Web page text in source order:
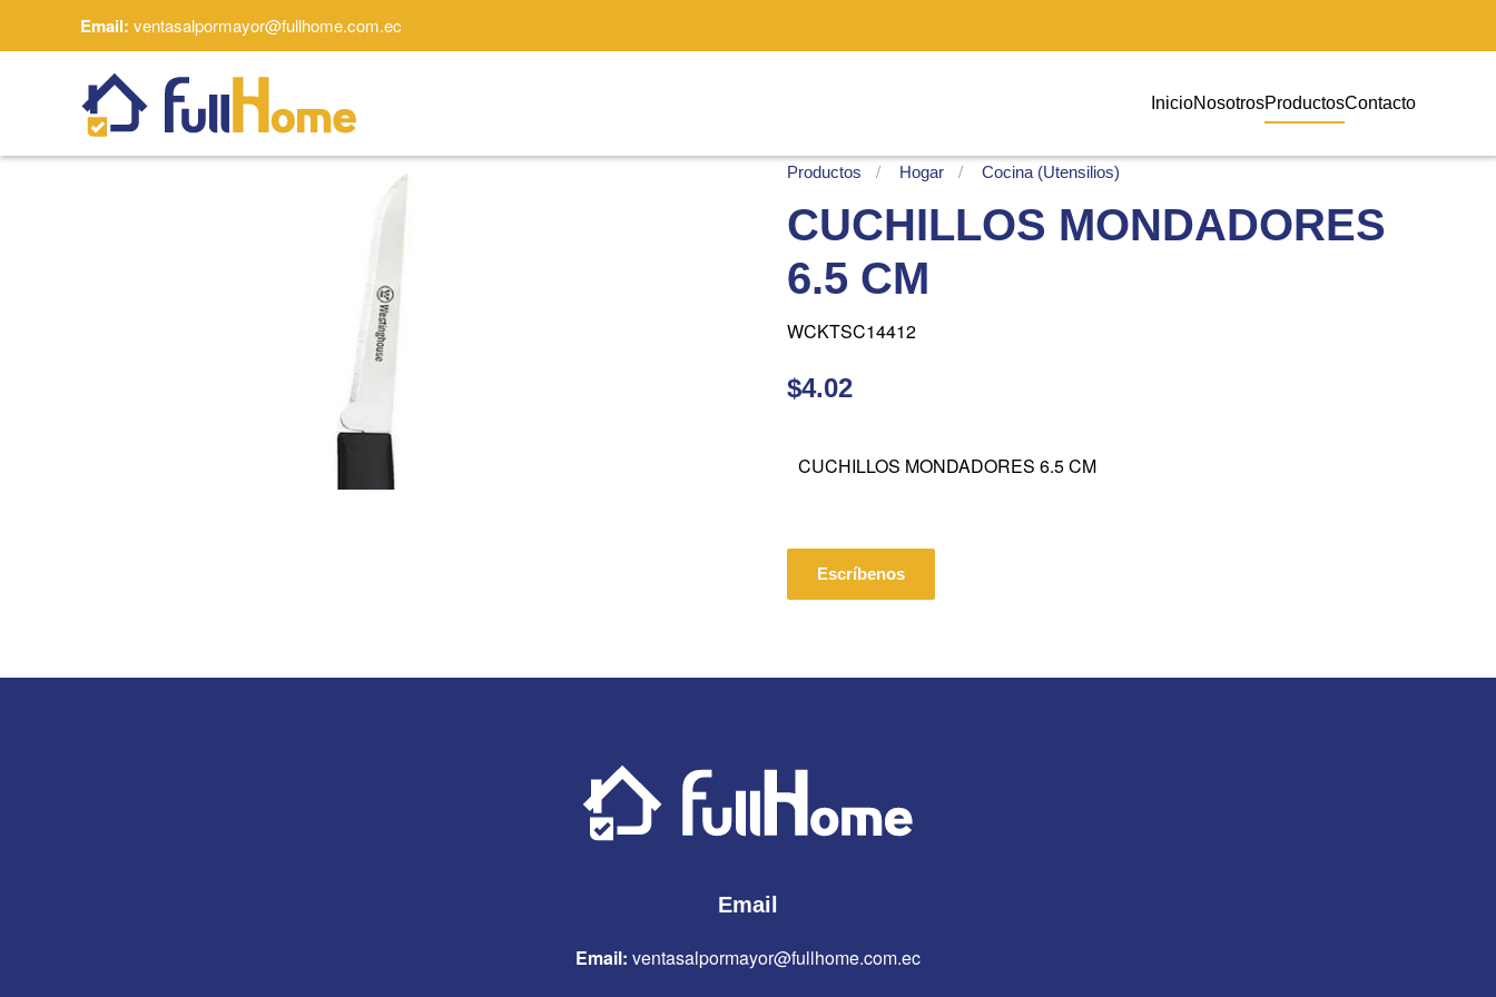
Email: ventasalpormayor@fullhome.com.ec
InicioNosotrosProductosContacto
Productos Hogar Cocina (Utensilios)
CUCHILLOS MONDADORES
6.5 CM
WCKTSC14412
$4.02
CUCHILLOS MONDADORES 6.5 CM
Escríbenos
Email
Email: ventasalpormayor@fullhome.com.ec